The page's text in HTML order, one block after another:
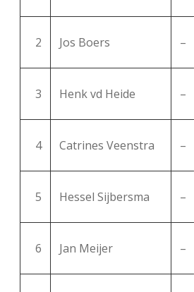
2 Jos Boers –
3 Henk vd Heide –
4 Catrines Veenstra –
5 Hessel Sijbersma –
6 Jan Meijer –